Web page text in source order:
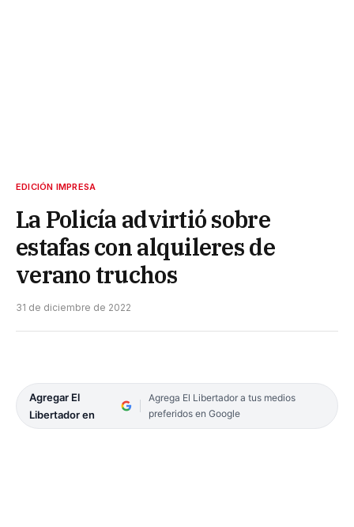
EDICIÓN IMPRESA
La Policía advirtió sobre
estafas con alquileres de
verano truchos
31 de diciembre de 2022
Agregar El
Libertador en
Agrega El Libertador a tus medios
preferidos en Google